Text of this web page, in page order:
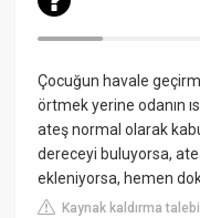
Çocuğun havale
örtmek yerine odanın
ateş normal olarak
dereceyi buluyorsa,
ekleniyorsa, hemen
Kaynak kaldırma talebi